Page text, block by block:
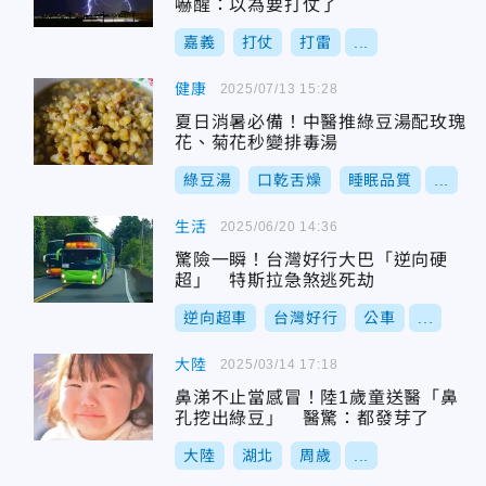
嚇醒：以為要打仗了
嘉義 打仗 打雷
健康
夏日消暑必備！中醫推綠豆湯配玫瑰
花、菊花秒變排毒湯
綠豆湯 口乾舌燥 睡眠品質
2025/07/13 15:28
生活
驚險一瞬！台灣好行大巴「逆向硬
超」 特斯拉急煞逃死劫
逆向超車 台灣好行 公車
2025/06/20 14:36
大陸
鼻涕不止當感冒！陸1歲童送醫「鼻
孔挖出綠豆」 醫驚：都發芽了
大陸 湖北 周歲
2025/03/14 17:18